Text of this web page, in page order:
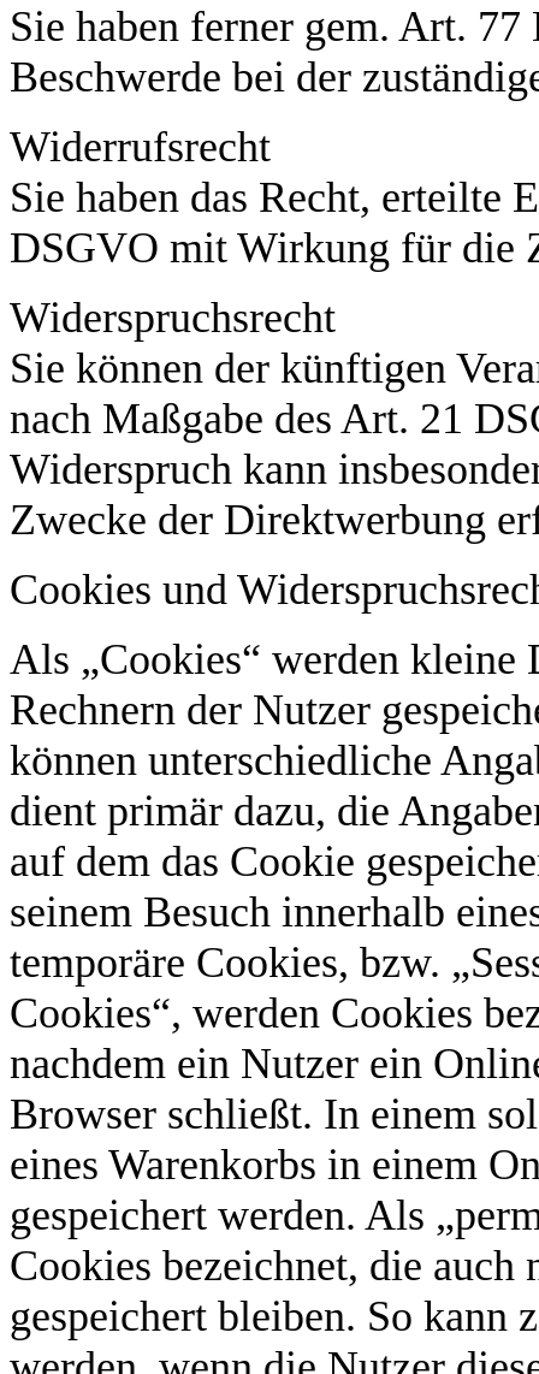
Sie haben ferner gem. Art.
Beschwerde bei der
Widerrufsrecht
Sie haben das Recht, erteilte
DSGVO mit Wirkung für die
Widerspruchsrecht
Sie können der künftigen
nach Maßgabe des Art. 21
Widerspruch kann
Zwecke der Direktwerbung
Cookies und
Als „Cookies“ werden kleine
Rechnern der Nutzer
können unterschiedliche
dient primär dazu, die
auf dem das Cookie
seinem Besuch innerhalb
temporäre Cookies, bzw.
Cookies“, werden Cookies
nachdem ein Nutzer ein
Browser schließt. In einem
eines Warenkorbs in einem
gespeichert werden. Als
Cookies bezeichnet, die auch
gespeichert bleiben. So kann